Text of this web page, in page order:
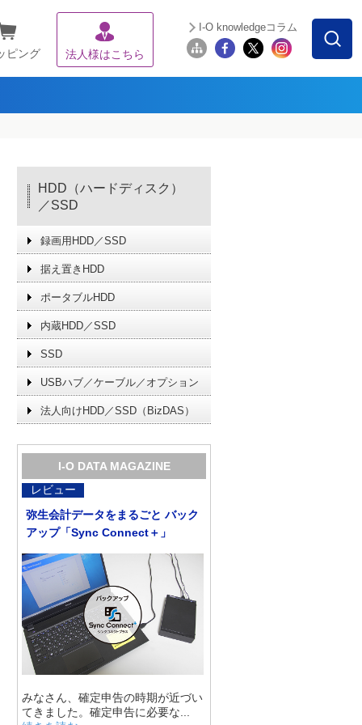
ピング 法人様はこちら
I-O knowledgeコラム
HDD（ハードディスク）
／SSD
録画用HDD／SSD
据え置きHDD
ポータブルHDD
内蔵HDD／SSD
SSD
USBハブ／ケーブル／オプション
法人向けHDD／SSD（BizDAS）
I-O DATA MAGAZINE
レビュー
弥生会計データをまるごと バック
アップ「Sync Connect＋」
みなさん、確定申告の時期が近づい
てきました。確定申告に必要な...